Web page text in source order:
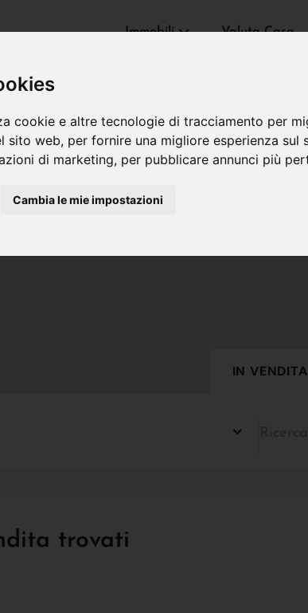
cookie e altre tecnologie di tracciamento per
sito web, per fornire una migliore esperienza sul
di marketing, per pubblicare annunci più
Cambia le mie impostazioni
Immobili Valuta Casa
IN VENDITA
trovati